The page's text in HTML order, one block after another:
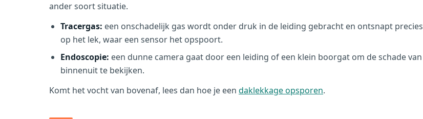
ander soort situatie.
Tracergas: een onschadelijk gas wordt onder druk in de leiding gebracht en ontsnapt precies
op het lek, waar een sensor het opspoort.
Endoscopie: een dunne camera gaat door een leiding of een klein boorgat om de schade van
binnenuit te bekijken.
Komt het vocht van bovenaf, lees dan hoe je een daklekkage opsporen.